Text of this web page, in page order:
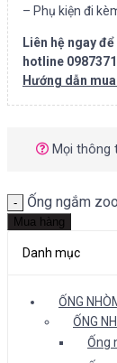
– Phụ kiện đi
Liên hệ ngay
hotline
Hướng dẫn
Mọi thông
Ống ngắm
Mua hàng
Danh mục
ỐNG
ỐNG
Ống